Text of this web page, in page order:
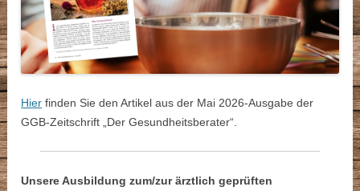
Hier finden Sie den Artikel aus der Mai 2026-Ausgabe der
GGB-Zeitschrift „Der Gesundheitsberater“.
Unsere Ausbildung zum/zur ärztlich geprüften